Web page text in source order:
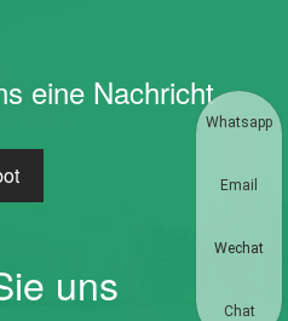
eine Nachricht
uns
Whatsapp
Email
Wechat
Chat